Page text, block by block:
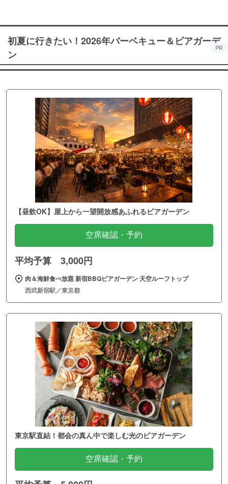
初夏に行きたい！2026年バーベキュー＆ビアガーデ
ン
PR
【昼飲OK】屋上から一望開放感あふれるビアガーデン
空席確認・予約
平均予算 3,000円
肉＆海鮮食べ放題 新宿BBQビアガーデン 天空ルーフトップ
西武新宿駅／東京都
東京駅直結！都会の真ん中で楽しむ光のビアガーデン
空席確認・予約